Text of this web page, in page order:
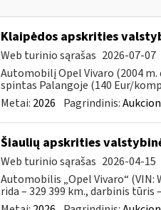
Klaipėdos apskrities
Web turinio sąrašas 2026-07-07
Automobilį Opel Vivaro (2004 m.
spintas Palangoje (140 Eur/
Metai: 2026 Pagrindinis:
Šiaulių apskrities
Web turinio sąrašas 2026-04-15
Automobilis „Opel Vivaro“ (VIN:
rida – 329 399 km., darbinis tūris –